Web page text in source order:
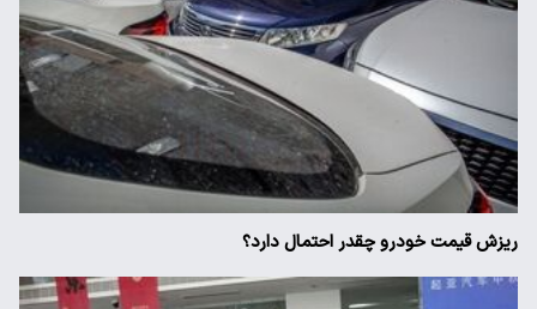
ریزش قیمت خودرو چقدر احتمال دارد؟